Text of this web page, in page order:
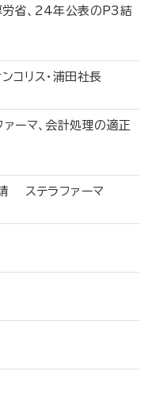
省、24年公表のP3結
リス・浦田社長
ーマ、会計処理の適正
ステラファーマ